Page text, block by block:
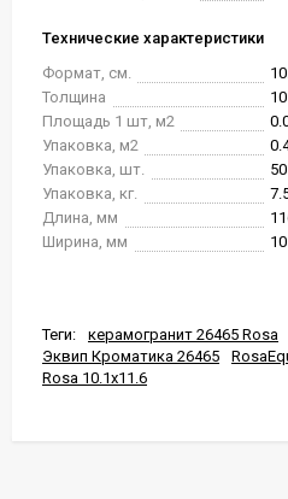
Технические характеристики
Формат, см.
Толщина
Площадь 1 шт, м2
Упаковка, м2
Упаковка, шт.
50
Упаковка, кг.
Длина, мм
Ширина, мм
Теги: керамогранит 26465 Rosa
Эквип Кроматика 26465
Rosa 10.1x11.6